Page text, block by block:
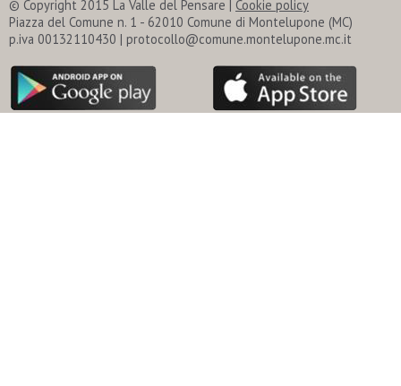
© Copyright 2015 La Valle del Pensare | Cookie policy
Piazza del Comune n. 1 - 62010 Comune di Montelupone (MC)
p.iva 00132110430 | protocollo@comune.montelupone.mc.it